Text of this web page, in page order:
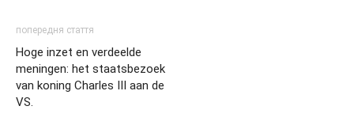
попередня стаття
Hoge inzet en verdeelde
meningen: het staatsbezoek
van koning Charles III aan de
VS.